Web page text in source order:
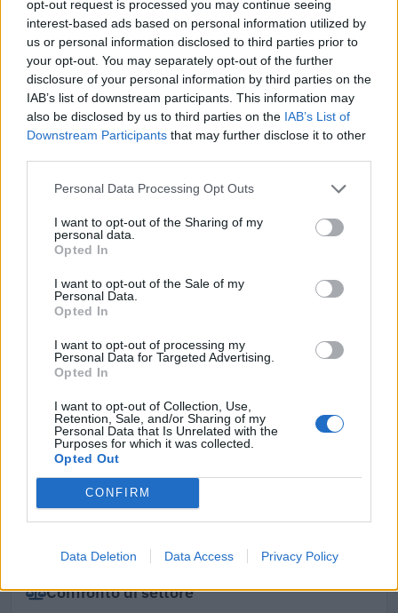
opt-out request is processed you may continue seeing
interest-based ads based on personal information utilized by
us or personal information disclosed to third parties prior to
your opt-out. You may separately opt-out of the further
disclosure of your personal information by third parties on the
IAB’s list of downstream participants. This information may
also be disclosed by us to third parties on the IAB’s List of
Downstream Participants that may further disclose it to other
Personal Data Processing Opt Outs
I want to opt-out of the Sharing of my
personal data.
Opted In
I want to opt-out of the Sale of my
Personal Data.
Opted In
I want to opt-out of processing my
Personal Data for Targeted Advertising.
Opted In
I want to opt-out of Collection, Use,
Retention, Sale, and/or Sharing of my
Personal Data that Is Unrelated with the
Purposes for which it was collected.
Opted Out
CONFIRM
Data Deletion Data Access Privacy Policy
2022-12-20
Buono fiere ai sensi dell'articolo 25-bis del
decreto-legge del 17 maggio 2022 n. 50
Ministero delle Imprese e del Made in Italy -
Dipartimento per le politiche per
6.431 euro
2021-02-26
Fondo di garanzia per le piccole e medie imprese
240.400 euro
2020-11-30
COVID-19: Fondo di garanzia PMI Aiuto di stato SA.
56966 (2020/N)
Banca del Mezzogiorno MedioCredito Centrale S.p.A.
101.781 euro
2020-11-30
56966 (2020/N)
Banca del Mezzogiorno MedioCredito Centrale S.p.A.
304.753 euro
Registro Nazionale Aiuti di Stato (RNA)
Confronto di settore